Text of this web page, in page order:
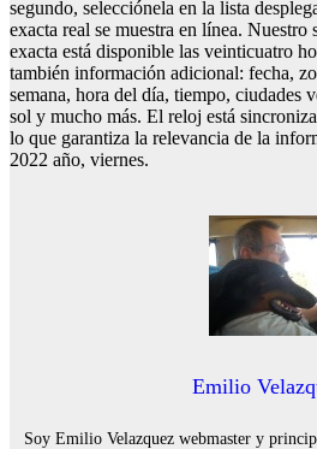
segundo, selecciónela en la lista
exacta real se muestra en línea.
exacta está disponible las veinticuatro
también información adicional: fecha,
semana, hora del día, tiempo, ciudades
sol y mucho más. El reloj está
lo que garantiza la relevancia de la
2022 año, viernes.
Emilio
Soy Emilio Velazquez webmaster y